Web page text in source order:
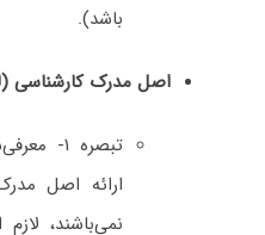
باشد).
اصل مدرک کارشناسی
تبصره ۱-
ارائه اصل
نمی‌باشند،